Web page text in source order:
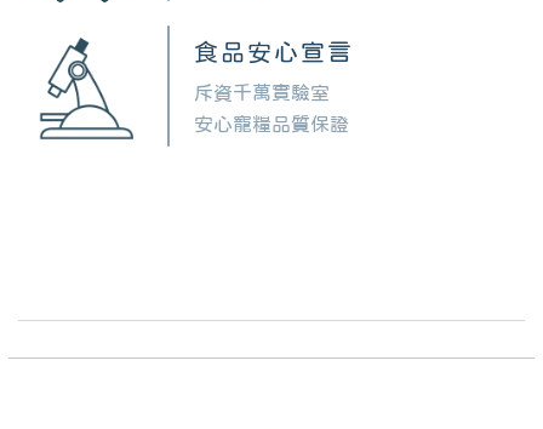
食品安心宣言
斥資千萬實驗室
安心寵糧品質保證